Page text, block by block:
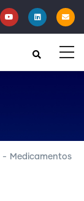
- Medicamentos